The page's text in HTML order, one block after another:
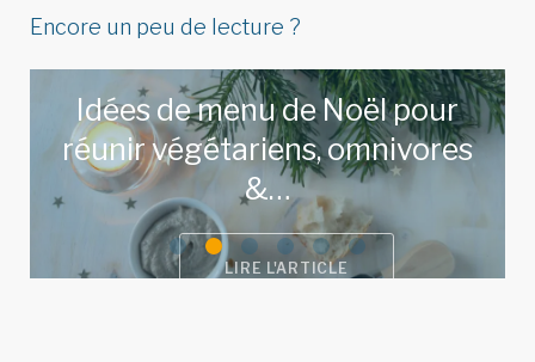
Encore un peu de lecture ?
Idées de menu de Noël pour
réunir végétariens, omnivores
&…
LIRE L'ARTICLE